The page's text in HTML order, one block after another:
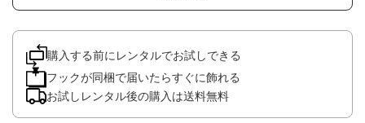
購入する前にレンタルでお試しできる
フックが同梱で届いたらすぐに飾れる
お試しレンタル後の購入は送料無料